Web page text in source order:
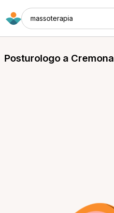
massoterapia
Posturologo a Cremona